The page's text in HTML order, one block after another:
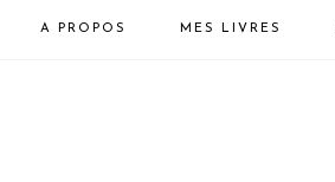
A PROPOS MES LIVRES